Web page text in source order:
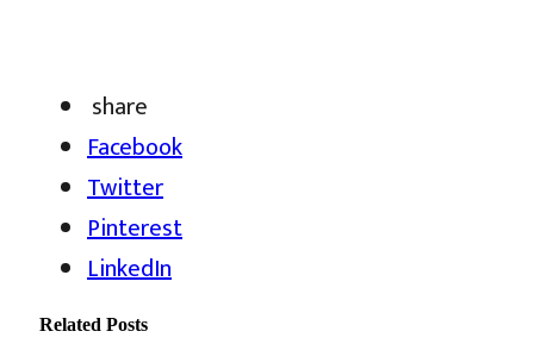
share
Facebook
Twitter
Pinterest
LinkedIn
Related Posts